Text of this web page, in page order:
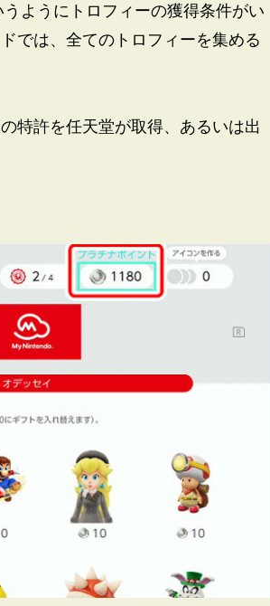
ようにトロフィーの獲得条件がい
では、全てのトロフィーを集める
特許を任天堂が取得、あるいは出